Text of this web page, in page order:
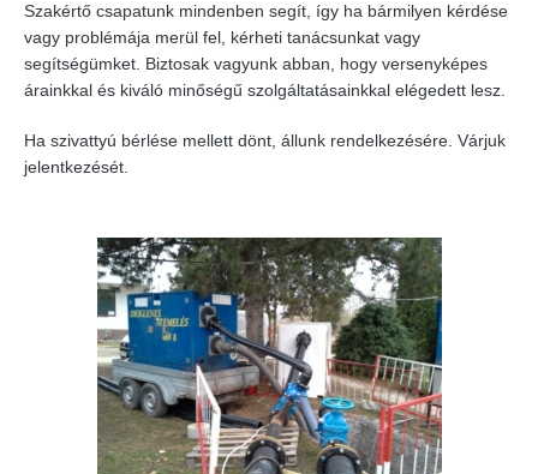
Szakértő csapatunk mindenben segít, így ha bármilyen kérdése
vagy problémája merül fel, kérheti tanácsunkat vagy
segítségümket. Biztosak vagyunk abban, hogy versenyképes
árainkkal és kiváló minőségű szolgáltatásainkkal elégedett lesz.
Ha szivattyú bérlése mellett dönt, állunk rendelkezésére. Várjuk
jelentkezését.